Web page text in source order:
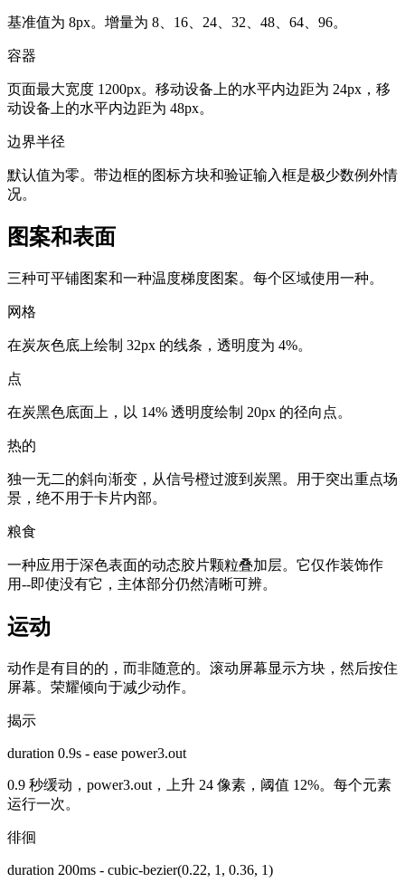
基准值为 8px。增量为 8、16、24、32、48、64、96。
容器
页面最大宽度 1200px。移动设备上的水平内边距为 24px，移
动设备上的水平内边距为 48px。
边界半径
默认值为零。带边框的图标方块和验证输入框是极少数例外情
况。
图案和表面
三种可平铺图案和一种温度梯度图案。每个区域使用一种。
网格
在炭灰色底上绘制 32px 的线条，透明度为 4%。
点
在炭黑色底面上，以 14% 透明度绘制 20px 的径向点。
热的
独一无二的斜向渐变，从信号橙过渡到炭黑。用于突出重点场
景，绝不用于卡片内部。
粮食
一种应用于深色表面的动态胶片颗粒叠加层。它仅作装饰作
用--即使没有它，主体部分仍然清晰可辨。
运动
动作是有目的的，而非随意的。滚动屏幕显示方块，然后按住
屏幕。荣耀倾向于减少动作。
揭示
duration 0.9s - ease power3.out
0.9 秒缓动，power3.out，上升 24 像素，阈值 12%。每个元素
运行一次。
徘徊
duration 200ms - cubic-bezier(0.22, 1, 0.36, 1)